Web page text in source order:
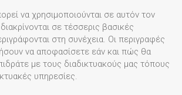
να χρησιμοποιούνται σε αυτόν τον
σε τέσσερις βασικές
στη συνέχεια. Οι περιγραφές
να αποφασίσετε εάν και πώς θα
με τους διαδικτυακούς μας τόπους
υπηρεσίες.